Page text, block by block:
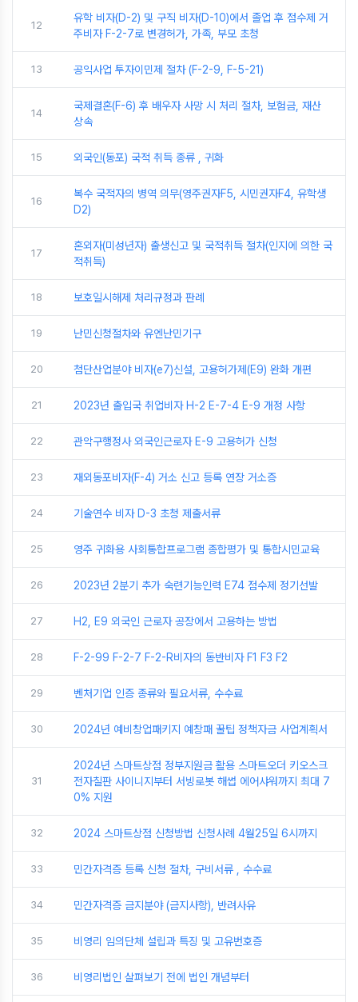
12
유학 비자(D-2) 및 구직 비자(D-10)에서 졸업 후 점수제 거
주비자 F-2-7로 변경허가, 가족, 부모 초청
13 공익사업 투자이민제 절차 (F-2-9, F-5-21)
14
국제결혼(F-6) 후 배우자 사망 시 처리 절차, 보험금, 재산
상속
15 외국인(동포) 국적 취득 종류 , 귀화
16
복수 국적자의 병역 의무(영주권자F5, 시민권자F4, 유학생
D2)
17
혼외자(미성년자) 출생신고 및 국적취득 절차(인지에 의한 국
적취득)
18 보호일시해제 처리규정과 판례
19 난민신청절차와 유엔난민기구
20 첨단산업분야 비자(e7)신설, 고용허가제(E9) 완화 개편
21 2023년 출입국 취업비자 H-2 E-7-4 E-9 개정 사항
22 관악구행정사 외국인근로자 E-9 고용허가 신청
23 재외동포비자(F-4) 거소 신고 등록 연장 거소증
24 기술연수 비자 D-3 초청 제출서류
25 영주 귀화용 사회통합프로그램 종합평가 및 통합시민교육
26 2023년 2분기 추가 숙련기능인력 E74 점수제 정기선발
27 H2, E9 외국인 근로자 공장에서 고용하는 방법
28 F-2-99 F-2-7 F-2-R비자의 동반비자 F1 F3 F2
29 벤처기업 인증 종류와 필요서류, 수수료
30 2024년 예비창업패키지 예창패 꿀팁 정책자금 사업계획서
31
2024년 스마트상점 정부지원금 활용 스마트오더 키오스크
전자칠판 사이니지부터 서빙로봇 해썹 에어샤워까지 최대 7
0% 지원
32 2024 스마트상점 신청방법 신청사례 4월25일 6시까지
33 민간자격증 등록 신청 절차, 구비서류 , 수수료
34 민간자격증 금지분야 (금지사항), 반려사유
35 비영리 임의단체 설립과 특징 및 고유번호증
36 비영리법인 살펴보기 전에 법인 개념부터